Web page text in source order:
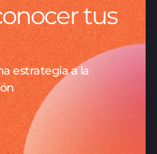
tus
estrategia a la